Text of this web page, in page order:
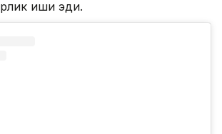
иши эди.